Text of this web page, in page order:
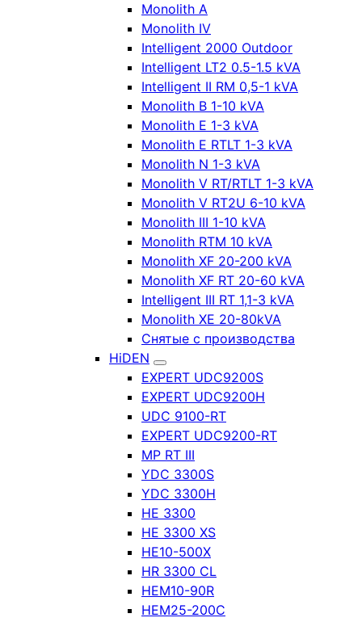
Monolith A
Monolith IV
Intelligent 2000 Outdoor
Intelligent LT2 0.5-1.5 kVA
Intelligent II RM 0,5-1 kVA
Monolith B 1-10 kVA
Monolith E 1-3 kVA
Monolith E RTLT 1-3 kVA
Monolith N 1-3 kVA
Monolith V RT/RTLT 1-3 kVA
Monolith V RT2U 6-10 kVA
Monolith III 1-10 kVA
Monolith RTM 10 kVA
Monolith XF 20-200 kVA
Monolith XF RT 20-60 kVA
Intelligent III RT 1,1-3 kVA
Monolith XE 20-80kVA
Снятые с производства
HiDEN
EXPERT UDC9200S
EXPERT UDC9200H
UDC 9100-RT
EXPERT UDC9200-RT
MP RT III
YDC 3300S
YDC 3300H
HE 3300
HE 3300 XS
HE10-500X
HR 3300 CL
HEM10-90R
HEM25-200C